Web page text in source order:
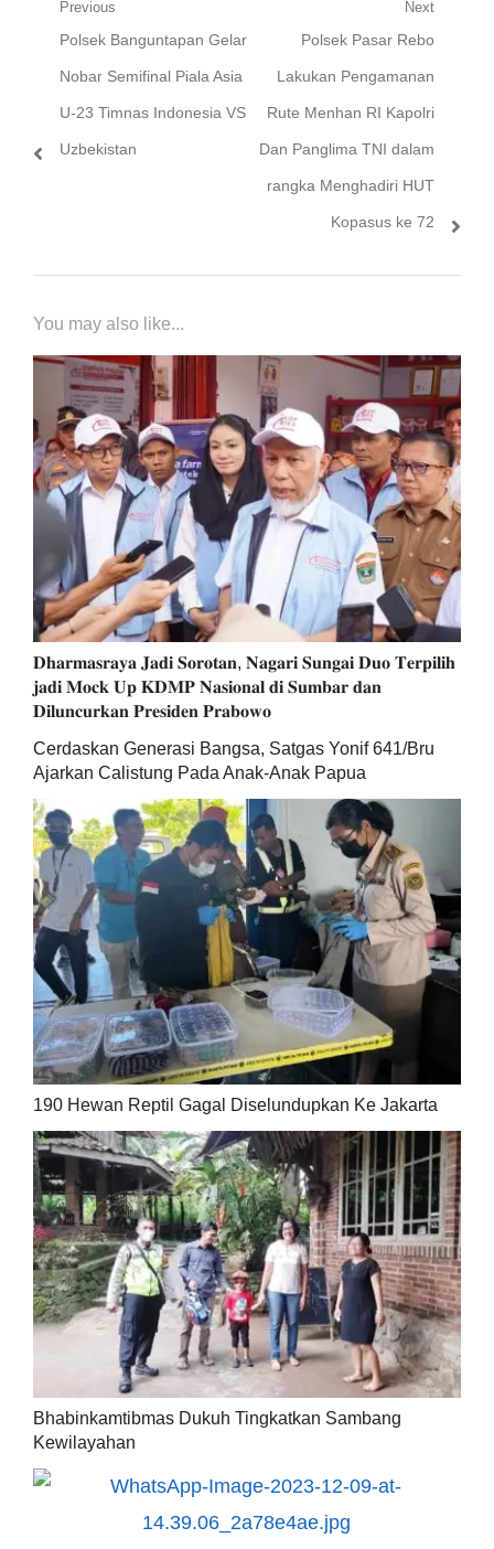
Navigasi
pos
Previous
Previous
post:
Polsek Banguntapan Gelar
Nobar Semifinal Piala Asia
U-23 Timnas Indonesia VS
Uzbekistan
Next
Next
post:
Polsek Pasar Rebo
Lakukan Pengamanan
Rute Menhan RI Kapolri
Dan Panglima TNI dalam
rangka Menghadiri HUT
Kopasus ke 72
You may also like...
𝐃𝐡𝐚𝐫𝐦𝐚𝐬𝐫𝐚𝐲𝐚 𝐉𝐚𝐝𝐢 𝐒𝐨𝐫𝐨𝐭𝐚𝐧, 𝐍𝐚𝐠𝐚𝐫𝐢 𝐒𝐮𝐧𝐠𝐚𝐢 𝐃𝐮𝐨 𝐓𝐞𝐫𝐩𝐢𝐥𝐢𝐡
𝐣𝐚𝐝𝐢 𝐌𝐨𝐜𝐤 𝐔𝐩 𝐊𝐃𝐌𝐏 𝐍𝐚𝐬𝐢𝐨𝐧𝐚𝐥 𝐝𝐢 𝐒𝐮𝐦𝐛𝐚𝐫 𝐝𝐚𝐧
𝐃𝐢𝐥𝐮𝐧𝐜𝐮𝐫𝐤𝐚𝐧 𝐏𝐫𝐞𝐬𝐢𝐝𝐞𝐧 𝐏𝐫𝐚𝐛𝐨𝐰𝐨
Cerdaskan Generasi Bangsa, Satgas Yonif 641/Bru
Ajarkan Calistung Pada Anak-Anak Papua
190 Hewan Reptil Gagal Diselundupkan Ke Jakarta
Bhabinkamtibmas Dukuh Tingkatkan Sambang
Kewilayahan